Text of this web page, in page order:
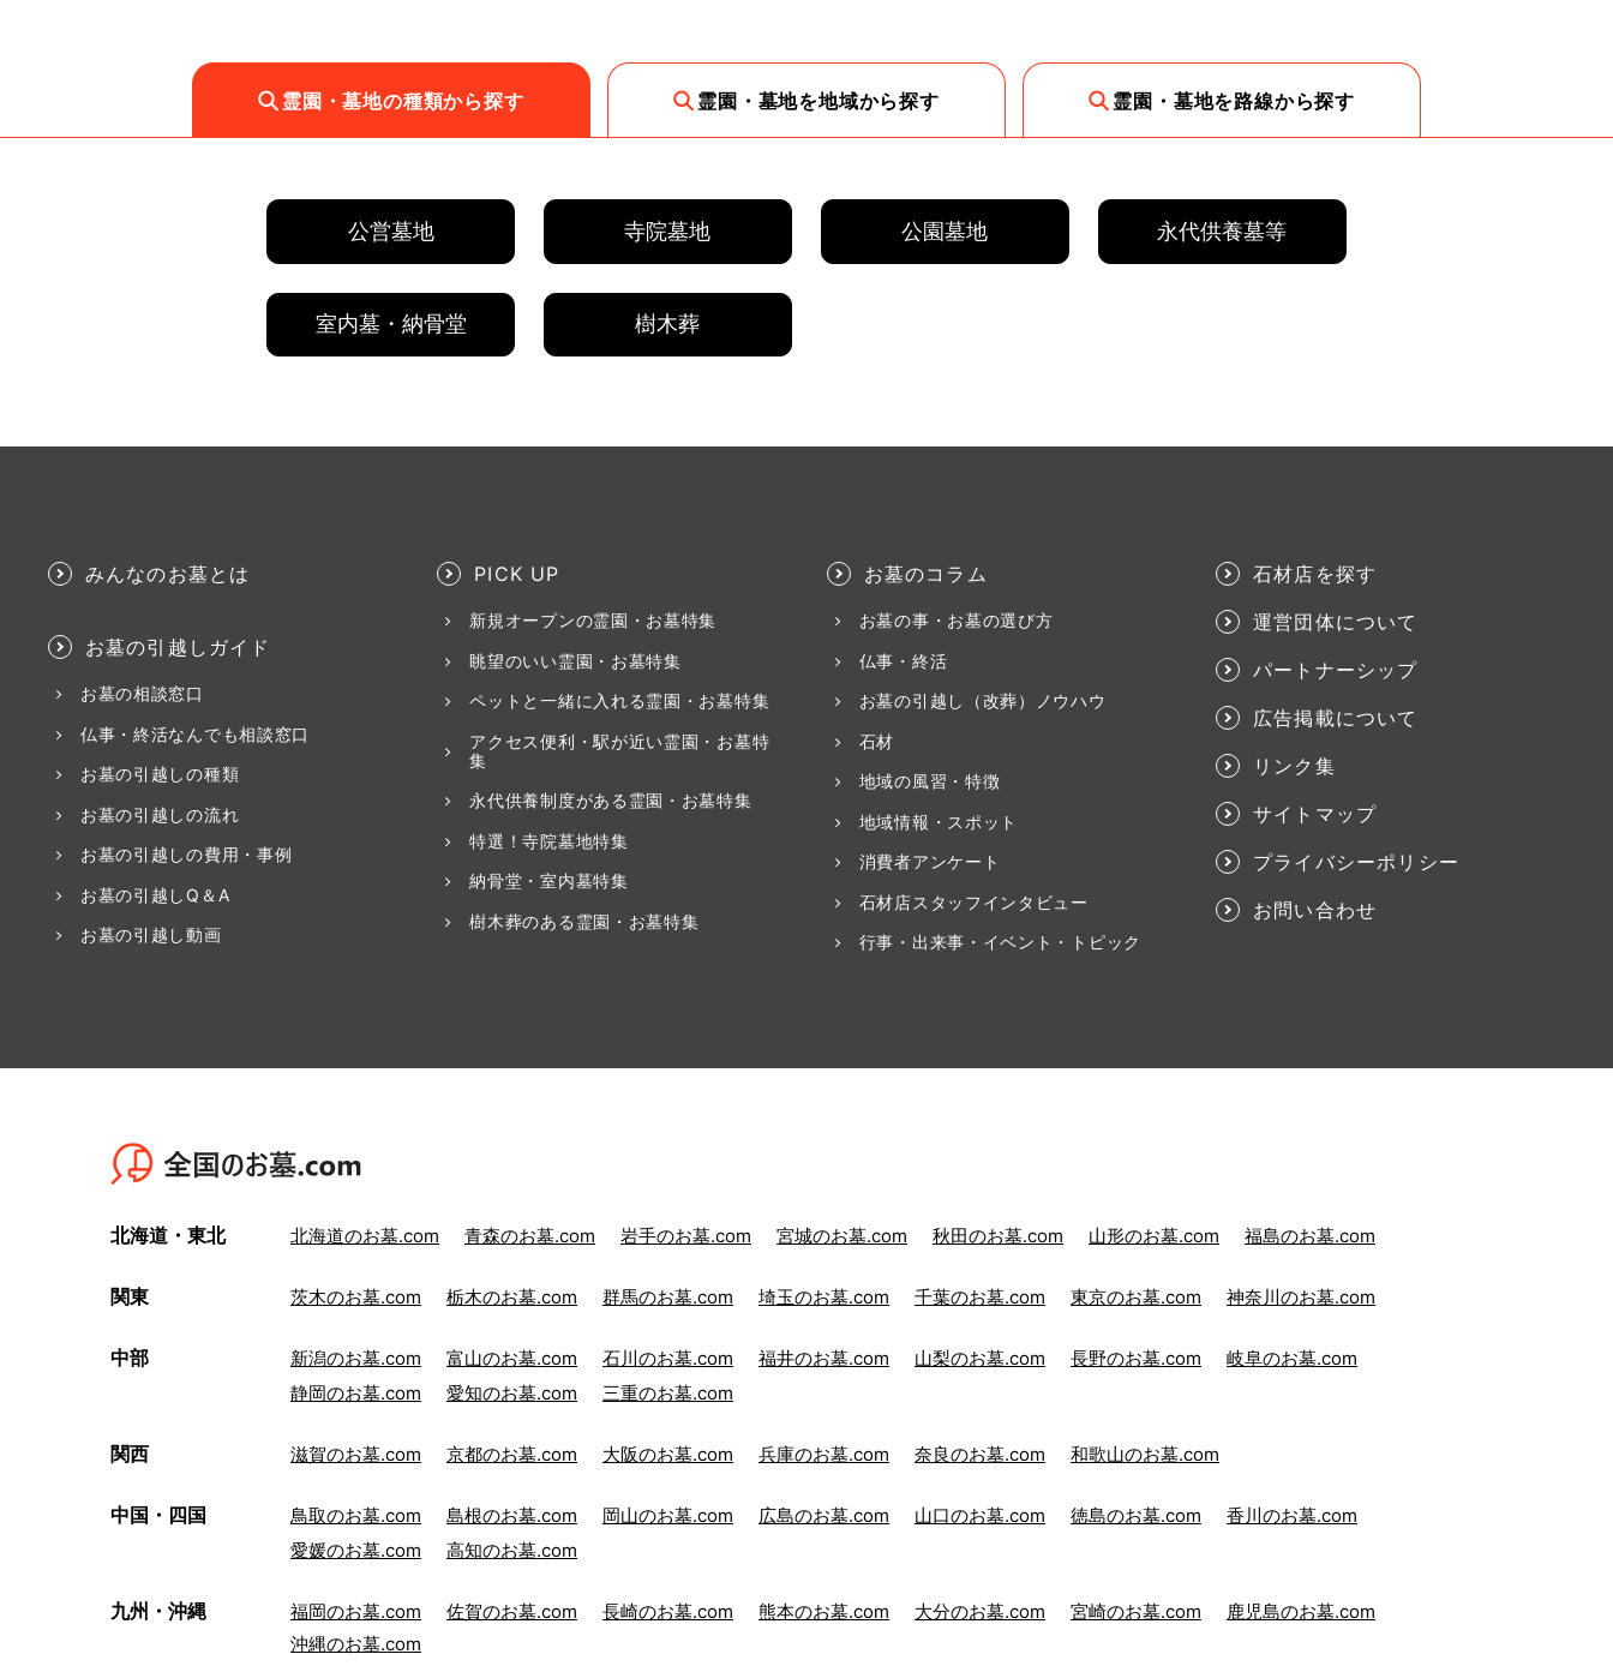
霊園・墓地の種類から探す 霊園・墓地を地域から探す 霊園・墓地を路線から探す
公営墓地 寺院墓地 公園墓地 永代供養墓等
室内墓・納骨堂 樹木葬
みんなのお墓とは
お墓の引越しガイド
お墓の相談窓口
仏事・終活なんでも相談窓口
お墓の引越しの種類
お墓の引越しの流れ
お墓の引越しの費用・事例
お墓の引越しQ＆A
お墓の引越し動画
PICK UP
新規オープンの霊園・お墓特集
眺望のいい霊園・お墓特集
ペットと一緒に入れる霊園・お墓特集
アクセス便利・駅が近い霊園・お墓特
集
永代供養制度がある霊園・お墓特集
特選！寺院墓地特集
納骨堂・室内墓特集
樹木葬のある霊園・お墓特集
お墓のコラム
お墓の事・お墓の選び方
仏事・終活
お墓の引越し（改葬）ノウハウ
石材
地域の風習・特徴
地域情報・スポット
消費者アンケート
石材店スタッフインタビュー
行事・出来事・イベント・トピック
石材店を探す
運営団体について
パートナーシップ
広告掲載について
リンク集
サイトマップ
プライバシーポリシー
お問い合わせ
北海道・東北 北海道のお墓.com 青森のお墓.com 岩手のお墓.com 宮城のお墓.com 秋田のお墓.com 山形のお墓.com 福島のお墓.com
関東 茨木のお墓.com 栃木のお墓.com 群馬のお墓.com 埼玉のお墓.com 千葉のお墓.com 東京のお墓.com 神奈川のお墓.com
中部 新潟のお墓.com 富山のお墓.com 石川のお墓.com 福井のお墓.com 山梨のお墓.com 長野のお墓.com
岐阜のお墓.com
静岡のお墓.com
愛知のお墓.com 三重のお墓.com
関西 滋賀のお墓.com 京都のお墓.com 大阪のお墓.com 兵庫のお墓.com 奈良のお墓.com 和歌山のお墓.com
中国・四国 鳥取のお墓.com 島根のお墓.com 岡山のお墓.com 広島のお墓.com 山口のお墓.com 徳島のお墓.com
香川のお墓.com
愛媛のお墓.com
高知のお墓.com
九州・沖縄 福岡のお墓.com 佐賀のお墓.com 長崎のお墓.com 熊本のお墓.com 大分のお墓.com 宮崎のお墓.com
鹿児島のお墓.com
沖縄のお墓.com